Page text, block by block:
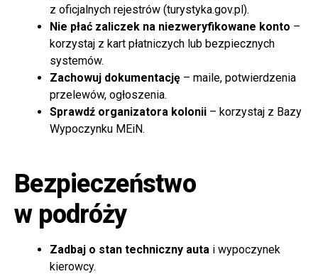
z oficjalnych rejestrów (turystyka.gov.pl).
Nie płać zaliczek na niezweryfikowane konto –
korzystaj z kart płatniczych lub bezpiecznych
systemów.
Zachowuj dokumentację – maile, potwierdzenia
przelewów, ogłoszenia.
Sprawdź organizatora kolonii – korzystaj z Bazy
Wypoczynku MEiN.
Bezpieczeństwo
w podróży
Zadbaj o stan techniczny auta i wypoczynek
kierowcy.